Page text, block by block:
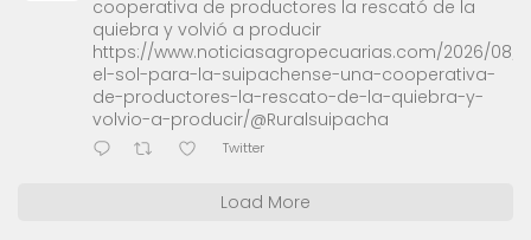
cooperativa de productores la rescató de la
quiebra y volvió a producir
https://www.noticiasagropecuarias.com/2026/08/
el-sol-para-la-suipachense-una-cooperativa-
de-productores-la-rescato-de-la-quiebra-y-
volvio-a-producir/@Ruralsuipacha
Twitter
Load More